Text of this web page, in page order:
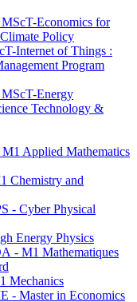
Economics for
Policy
Internet of Things :
Program
Energy
Technology &
Applied Mathematics
Chemistry and
- Cyber Physical
Energy Physics
- M1 Mathematiques
Mechanics
- Master in Economics